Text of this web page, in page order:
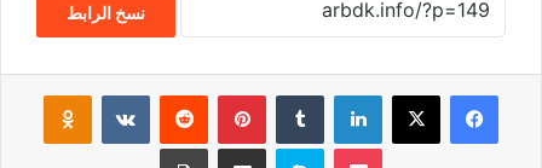
نسخ الرابط
فيسبوك لينكدإن بينتيريست
سكايب